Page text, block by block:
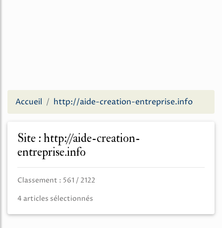
Accueil http://aide-creation-entreprise.info
Site : http://aide-creation-
entreprise.info
Classement : 561 / 2122
4 articles sélectionnés